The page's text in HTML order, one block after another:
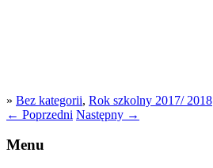
» Bez kategorii, Rok szkolny 2017/ 2018
← Poprzedni Następny →
Menu